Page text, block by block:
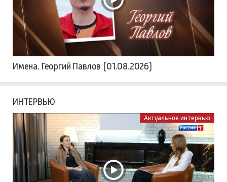
Имена. Георгий Павлов (01.08.2026)
ИНТЕРВЬЮ
Актуальное интервью